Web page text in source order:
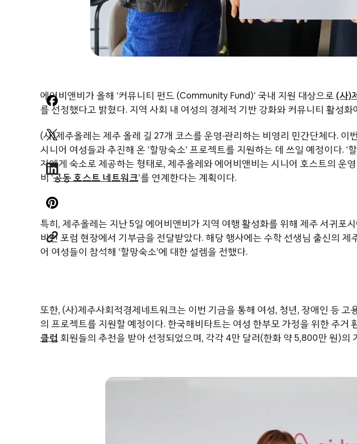
에어비앤비가 올해 ‘커뮤니티 펀드 (Community Fund)’ 국내 지원 대상으로 (사)
를 선정했다고 밝혔다. 지역 사회 내 여성의 경제적 기반 강화와 커뮤니티 활성
(사)제주올레는 제주 올레 길 27개 코스를 운영·관리하는 비영리 민간단체다.
시니어 여성들과 추진해 온 ‘할망숙소’ 프로젝트를 지원하는 데 쓰일 예정이다.
자에게 숙소로 제공하는 형태로, 제주올레와 에어비앤비는 시니어 호스트의 운
비 ‘공동 호스트 네트워크’를 연계한다는 계획이다.
특히, 제주올레는 지난 5일 에어비앤비가 지역 여행 활성화를 위해 제주 서귀포
비전 포럼 현장에서 기부금을 전달받았다. 해당 행사에는 수학 선생님 출신의 제
어 여성들이 참석해 ‘할망숙소’에 대한 설렘을 전했다.
또한, (사)제주사회적경제네트워크는 이번 기금을 통해 여성, 청년, 장애인 등
의 프로젝트를 지원할 예정이다. 한국해비타트는 여성 한부모 가정을 위한 주거
클럽 회원들의 추천을 받아 선정되었으며, 각각 4만 달러(한화 약 5,800만 원)의